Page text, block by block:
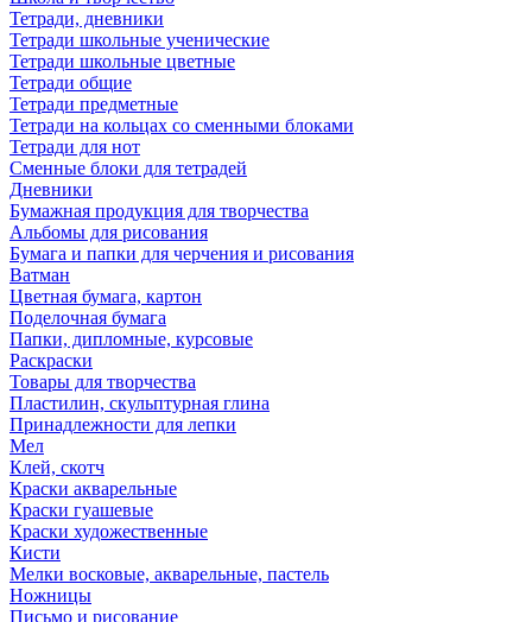
Тетради, дневники
Тетради школьные ученические
Тетради школьные цветные
Тетради общие
Тетради предметные
Тетради на кольцах со сменными блоками
Тетради для нот
Сменные блоки для тетрадей
Дневники
Бумажная продукция для творчества
Альбомы для рисования
Бумага и папки для черчения и рисования
Ватман
Цветная бумага, картон
Поделочная бумага
Папки, дипломные, курсовые
Раскраски
Товары для творчества
Пластилин, скульптурная глина
Принадлежности для лепки
Мел
Клей, скотч
Краски акварельные
Краски гуашевые
Краски художественные
Кисти
Мелки восковые, акварельные, пастель
Ножницы
Письмо и рисование